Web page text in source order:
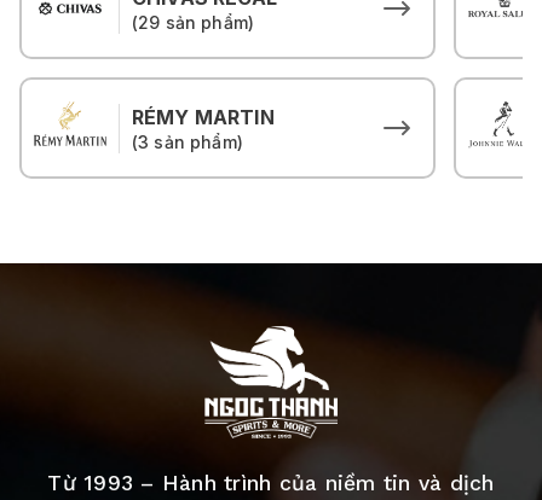
(29 sản phẩm)
RÉMY MARTIN
(3 sản phẩm)
Từ 1993 – Hành trình của niềm tin và dịch